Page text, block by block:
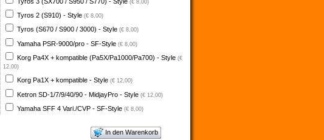
(€ 8,00)
Tyros 2 (S910) - Style (€ 8,00)
Tyros (S670 / S900 / 3000) - Style (€ 8,00)
Yamaha PSR-9000/pro - SF-Style (€ 8,00)
Korg Pa4X + kompatible (Pa5X/Pa1000/Pa700) - Style (€
12,00)
Korg Pa1X + kompatible - Style (€ 12,00)
Ketron SD-1/7/9/40/90 - MidjayPro - Style (€ 12,00)
Yamaha SFF 4 Vari./CVP - SF-Style (€ 8,00)
In den Warenkorb